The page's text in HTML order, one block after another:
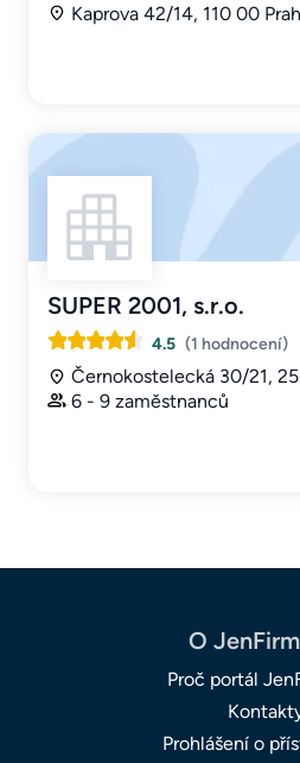
Kaprova 42/14, 110 00
SUPER 2001, s.r.o.
4.5 (1 hodnocení)
Černokostelecká 30/21,
6 - 9 zaměstnanců
O
Proč portál
Prohlášení o